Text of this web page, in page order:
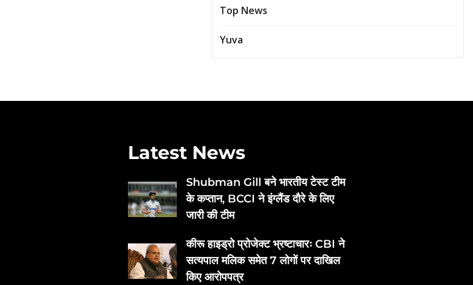
Top News
Yuva
Latest News
Shubman Gill बने भारतीय टेस्ट टीम
के कप्तान, BCCI ने इंग्लैंड दौरे के लिए
जारी की टीम
कीरू हाइड्रो प्रोजेक्ट भ्रष्टाचारः CBI ने
सत्यपाल मलिक समेत 7 लोगों पर दाखिल
किए आरोपपत्र